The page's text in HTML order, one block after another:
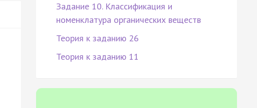
Задание 10. Классификация и
номенклатура органических веществ
Теория к заданию 26
Теория к заданию 11